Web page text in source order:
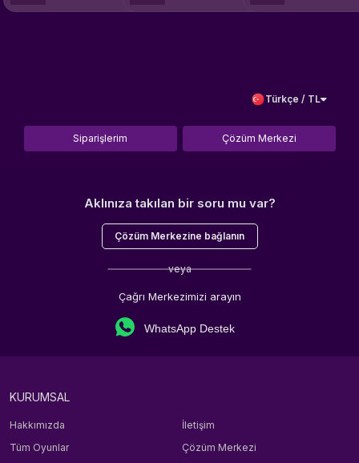
Türkçe / TL
Siparişlerim Çözüm Merkezi
Aklınıza takılan bir soru mu var?
Çözüm Merkezine bağlanın
veya
Çağrı Merkezimizi arayın
WhatsApp Destek
KURUMSAL
Hakkımızda
İletişim
Tüm Oyunlar
Çözüm Merkezi